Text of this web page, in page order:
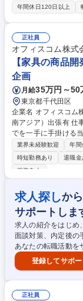
トの開発を担当。社
携交渉 ■Jリーグ共催
体・地域金融機関と
イアンス推進の経験
最適なポジションです★ 募集職種 【東京・事業開発】地方創生×
援/社会貢献性◎/裁量
年間休日120日以上
正社員
オフィスコム株式
【家具の商品
企画
月給35万円～50
東京都千代田区
企業名 オフィスコム株式会社 求人名 【家具の商品開
南アジア）出張有 仕事の内容 オフィス家具の企画から販売、設置工事ま
でを一手に手掛ける
します。企画に加え
うことができます。 【詳細】■プライベートブランドの開発■商品戦略の
策定、コンセプト開
な実績を創り出して
り」を掲げる企業の
す。また新たな事業
境です 募集職
業界未経験歓迎 年間
時短勤務あり
退職金
服装自由
求人探しから
サポートしま
求人の紹介をはじめ
面談対策、内定後の
あなたの転職活動を
登録してサポ
正社員